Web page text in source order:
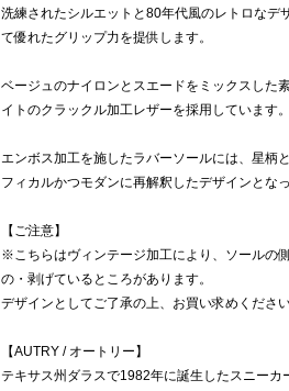
洗練されたシルエットと80年代風のレトロなデ
て優れたグリップ力を提供します。
ベージュのナイロンとスエードをミックスした
イトのクラックル加工レザーを採用しています。
エンボス加工を施したラバーソールには、星柄
フィカルかつモダンに再解釈したデザインとなっ
【ご注意】
※こちらはヴィンテージ加工により、ソールの
の・剥げているところがあります。
デザインとしてご了承の上、お買い求めください
【AUTRY / オートリー】
テキサス州ダラスで1982年に誕生したスニーカ